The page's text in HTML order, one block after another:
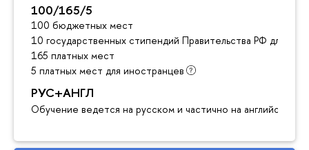
100/165/5
100 бюджетных мест
10 государственных стипендий Правительства РФ для
165 платных мест
5 платных мест для иностранцев
РУС+АНГЛ
Обучение ведется на русском и частично на английском